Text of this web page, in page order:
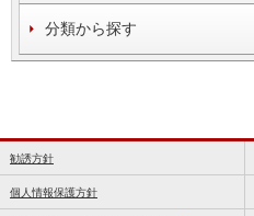
分類から探す
勧誘方針
個人情報保護方針